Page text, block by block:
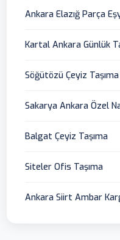
Ankara Elazığ Parça
Kartal Ankara Günlük
Söğütözü Çeyiz Taşıma
Sakarya Ankara Özel
Balgat Çeyiz Taşıma
Siteler Ofis Taşıma
Ankara Siirt Ambar